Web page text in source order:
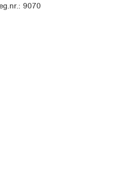
9070